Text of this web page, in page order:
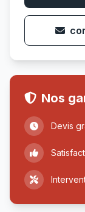
Nos
Devis